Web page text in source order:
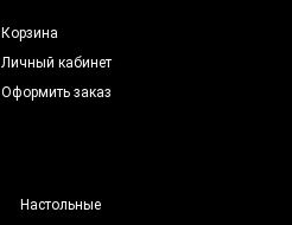
Корзина
Личный кабинет
Оформить заказ
Настольные